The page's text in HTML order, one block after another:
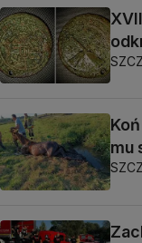
mu